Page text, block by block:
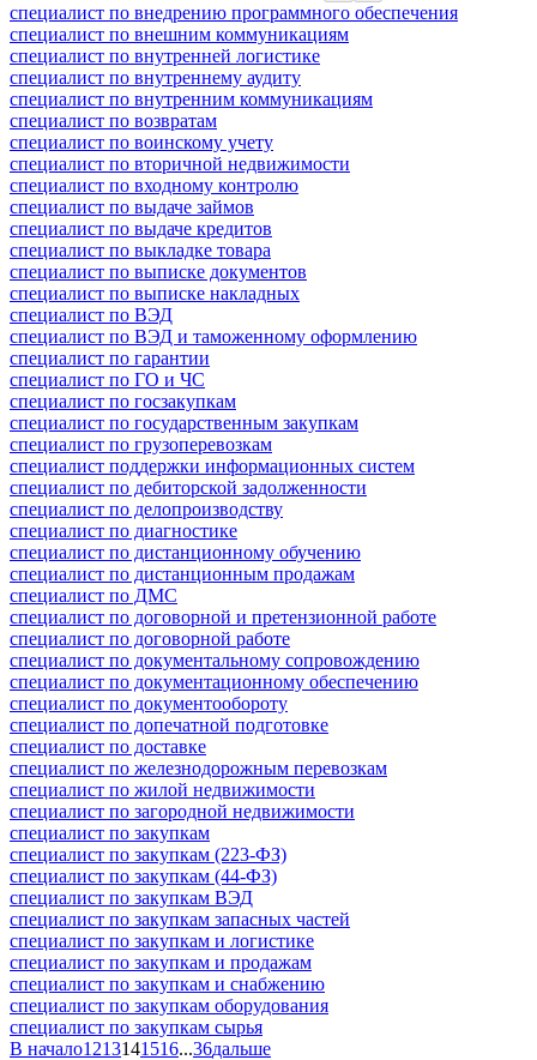
специалист по внедрению программного обеспечения
специалист по внешним коммуникациям
специалист по внутренней логистике
специалист по внутреннему аудиту
специалист по внутренним коммуникациям
специалист по возвратам
специалист по воинскому учету
специалист по вторичной недвижимости
специалист по входному контролю
специалист по выдаче займов
специалист по выдаче кредитов
специалист по выкладке товара
специалист по выписке документов
специалист по выписке накладных
специалист по ВЭД
специалист по ВЭД и таможенному оформлению
специалист по гарантии
специалист по ГО и ЧС
специалист по госзакупкам
специалист по государственным закупкам
специалист по грузоперевозкам
специалист поддержки информационных систем
специалист по дебиторской задолженности
специалист по делопроизводству
специалист по диагностике
специалист по дистанционному обучению
специалист по дистанционным продажам
специалист по ДМС
специалист по договорной и претензионной работе
специалист по договорной работе
специалист по документальному сопровождению
специалист по документационному обеспечению
специалист по документообороту
специалист по допечатной подготовке
специалист по доставке
специалист по железнодорожным перевозкам
специалист по жилой недвижимости
специалист по загородной недвижимости
специалист по закупкам
специалист по закупкам (223-ФЗ)
специалист по закупкам (44-ФЗ)
специалист по закупкам ВЭД
специалист по закупкам запасных частей
специалист по закупкам и логистике
специалист по закупкам и продажам
специалист по закупкам и снабжению
специалист по закупкам оборудования
специалист по закупкам сырья
В начало1213141516...36дальше